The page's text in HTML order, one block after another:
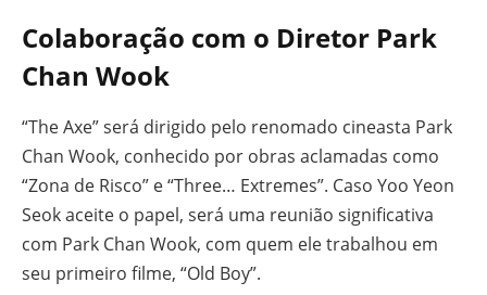
Colaboração com o Diretor Park
Chan Wook
“The Axe” será dirigido pelo renomado cineasta Park
Chan Wook, conhecido por obras aclamadas como
“Zona de Risco” e “Three… Extremes”. Caso Yoo Yeon
Seok aceite o papel, será uma reunião significativa
com Park Chan Wook, com quem ele trabalhou em
seu primeiro filme, “Old Boy”.